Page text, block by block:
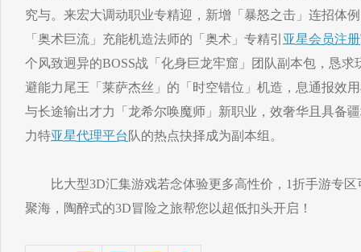
究与。来宏大调动职业专精迎，新增「暴怒之击」连招体
「奥术巨流」充能机造法师的「奥术」专精引 亚星会员注册
个风致迥异的BOSS战「化身巨龙牢窟」团队副本包，恳
避能力尾王「莱萨杰丝」的「时空错位」机造，息通报效
与长途输出才力「龙希尔唤魔师」新职业，效奢华且具备
力特亚星代理平台 队的热点抉择成为副本组。
比大型3D汇集游戏若念体验更多高性价，1折手游专区
聚海，陶醉式的3D冒险之旅帮您以超低扣头开启！